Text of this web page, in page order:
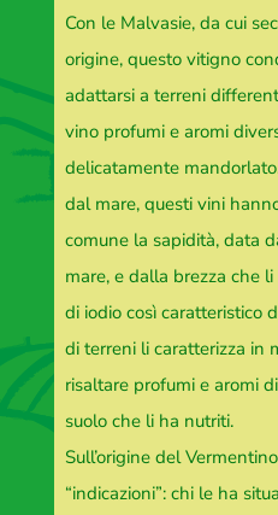
Con le Malvasie, da cui
origine, questo vitigno
adattarsi a terreni
vino profumi e aromi
delicatamente
dal mare, questi vini
comune la sapidità, data
mare, e dalla brezza che
di iodio così caratteristico
di terreni li caratterizza in
risaltare profumi e aromi
suolo che li ha nutriti.
Sull’origine del
“indicazioni”: chi le ha